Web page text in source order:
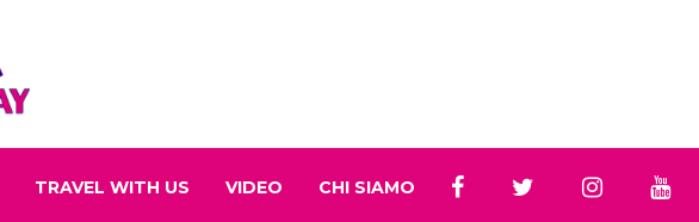
TRAVEL WITH US VIDEO CHI SIAMO